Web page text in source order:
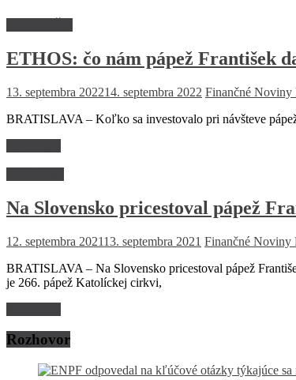
ETHOS: čo nám pápež František
13. septembra 202214. septembra 2022 Finančné Noviny
BRATISLAVA – Koľko sa investovalo pri návšteve
Na Slovensko pricestoval pápež
12. septembra 202113. septembra 2021 Finančné Noviny
BRATISLAVA – Na Slovensko pricestoval pápež
je 266. pápež Katolíckej cirkvi,
Rozhovor